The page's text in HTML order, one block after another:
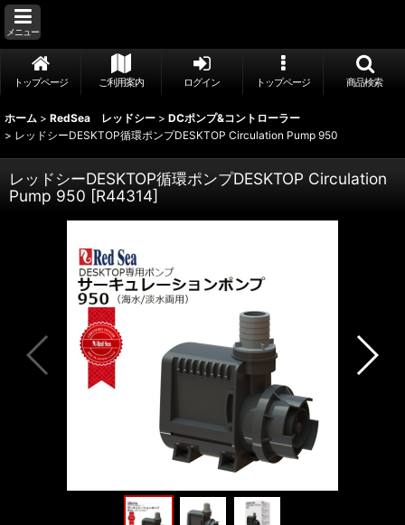
メニュー
トップページ ご利用案内 ログイン トップページ 商品検索
ホーム > RedSea レッドシー > DCポンプ&コントローラー
> レッドシーDESKTOP循環ポンプDESKTOP Circulation Pump 950
レッドシーDESKTOP循環ポンプDESKTOP Circulation
Pump 950 [R44314]